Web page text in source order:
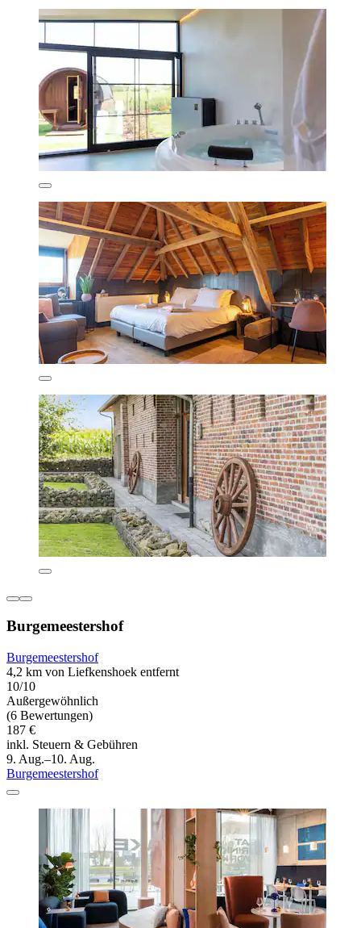
Burgemeestershof
Burgemeestershof
4,2 km von Liefkenshoek entfernt
10/10
Außergewöhnlich
(6 Bewertungen)
187 €
inkl. Steuern & Gebühren
9. Aug.–10. Aug.
Burgemeestershof